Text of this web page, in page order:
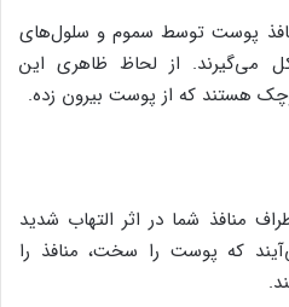
پوست توسط سموم و سلول‌های
می‌گیرند. از لحاظ ظاهری این
هستند که از پوست بیرون زده.
منافذ شما در اثر التهاب شدید
که پوست را سخت، منافذ را